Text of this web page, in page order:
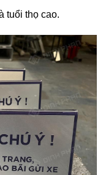
tuổi thọ cao.